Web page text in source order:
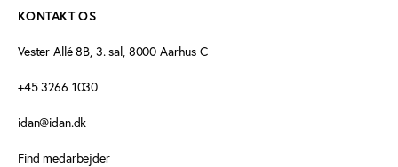
KONTAKT OS
Vester Allé 8B, 3. sal, 8000 Aarhus C
+45 3266 1030
idan@idan.dk
Find medarbejder